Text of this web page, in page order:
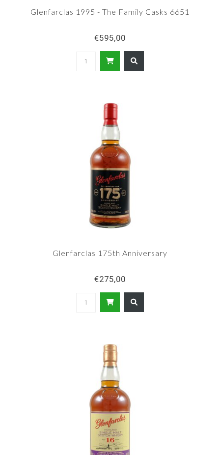
Glenfarclas 1995 - The Family Casks 6651
€595,00
Glenfarclas 175th Anniversary
€275,00